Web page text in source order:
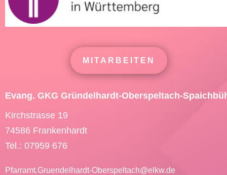
MITARBEITEN
Evang. GKG Gründelhardt-Oberspeltach-
Kirchstrasse 19
74586 Frankenhardt
Tel.: 07959 676
Pfarramt.Gruendelhardt-Oberspeltach@elkw.de